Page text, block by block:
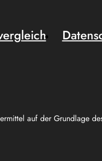
auf der Grundlage